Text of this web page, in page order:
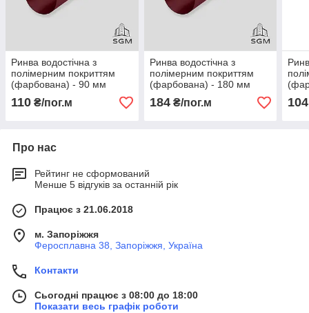
Ринва водостічна з
полімерним покриттям
(фарбована) - 90 мм
110 ₴/пог.м
Ринва водостічна з
полімерним покриттям
(фарбована) - 180 мм
184₴/пог.м 104
Про нас
Рейтинг не сформований
Менше 5 відгуків за останній рік
Працює з 21.06.2018
м. Запоріжжя
Феросплавна 38, Запоріжжя, Україна
Контакти
Сьогодні працює з 08:00 до 18:00
Показати весь графік роботи